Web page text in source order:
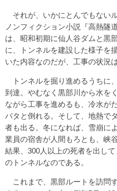
それが、いかにとんでもない
ノンフィクション小説『高熱隧
は、昭和初期に仙人谷ダムと黒
に、トンネルを建設した様子を
いた内容なのだが、工事の状況
トンネルを掘り進めるうちに
到達。やむなく黒部川から水を
ながら工事を進めるも、冷水が
バタと倒れる。そして、地熱で
者も出る。冬になれば、雪崩に
業員の宿舎が人間もろとも、峡
結果、300人以上の死者を出し
のトンネルなのである。
これまで、黒部ルートを訪問